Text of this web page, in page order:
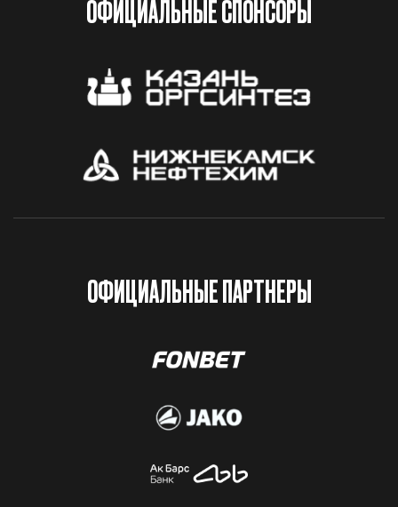
ОФИЦИАЛЬНЫЕ СПОНСОРЫ
ОФИЦИАЛЬНЫЕ ПАРТНЕРЫ